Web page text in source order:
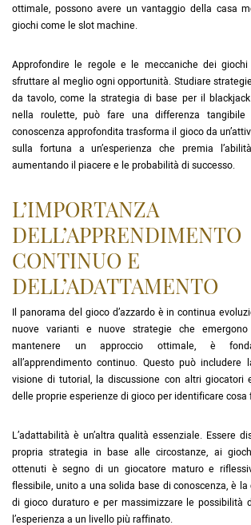
ottimale, possono avere un vantaggio della casa
giochi come le slot machine.
Approfondire le regole e le meccaniche dei
sfruttare al meglio ogni opportunità. Studiare
da tavolo, come la strategia di base per il
nella roulette, può fare una differenza tangibile
conoscenza approfondita trasforma il gioco da
sulla fortuna a un’esperienza che premia
aumentando il piacere e le probabilità di successo.
L’IMPORTANZA
DELL’APPRENDIMENTO
CONTINUO E
DELL’ADATTAMENTO
Il panorama del gioco d’azzardo è in continua
nuove varianti e nuove strategie che emergono
mantenere un approccio ottimale, è
all’apprendimento continuo. Questo può
visione di tutorial, la discussione con altri giocatori
delle proprie esperienze di gioco per identificare cosa
L’adattabilità è un’altra qualità essenziale. Essere
propria strategia in base alle circostanze, ai
ottenuti è segno di un giocatore maturo e
flessibile, unito a una solida base di conoscenza, è
di gioco duraturo e per massimizzare le possibilità
l’esperienza a un livello più raffinato.